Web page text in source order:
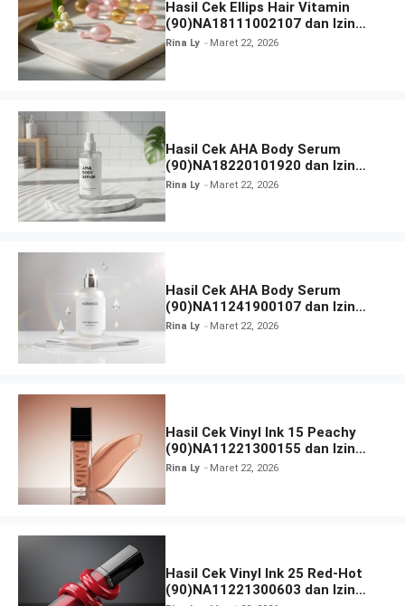
Hasil Cek Ellips Hair Vitamin
(90)NA18111002107 dan Izin
BPOM
Rina Ly Maret 22, 2026
Hasil Cek AHA Body Serum
(90)NA18220101920 dan Izin
BPOM
Rina Ly Maret 22, 2026
Hasil Cek AHA Body Serum
(90)NA11241900107 dan Izin
BPOM
Rina Ly Maret 22, 2026
Hasil Cek Vinyl Ink 15 Peachy
(90)NA11221300155 dan Izin
BPOM
Rina Ly Maret 22, 2026
Hasil Cek Vinyl Ink 25 Red-Hot
(90)NA11221300603 dan Izin